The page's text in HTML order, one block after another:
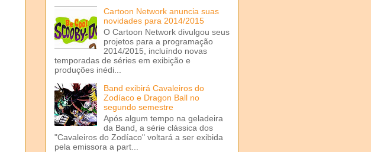
Cartoon Network anuncia suas
novidades para 2014/2015
O Cartoon Network divulgou seus
projetos para a programação
2014/2015, incluíndo novas
temporadas de séries em exibição e
produções inédi...
Band exibirá Cavaleiros do
Zodíaco e Dragon Ball no
segundo semestre
Após algum tempo na geladeira
da Band, a série clássica dos
"Cavaleiros do Zodíaco" voltará a ser exibida
pela emissora a part...